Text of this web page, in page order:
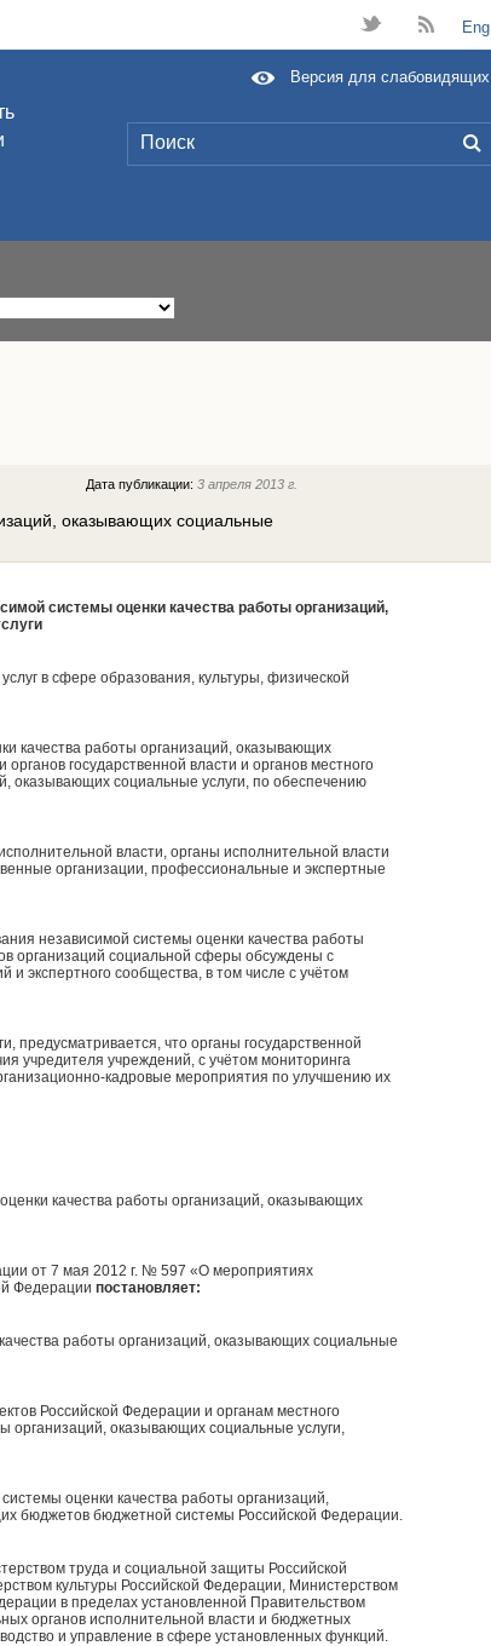
t B Eng
L
Версия для слабовидящих
Дата публикации:3 апреля 2013 г.
оказывающих социальные
системы оценки качества работы организаций,
в сфере образования, культуры, физической
качества работы организаций, оказывающих
государственной власти и органов местного
оказывающих социальные услуги, по обеспечению
власти, органы исполнительной власти
организации, профессиональные и экспертные
независимой системы оценки качества работы
организаций социальной сферы обсуждены с
и экспертного сообщества, в том числе с учётом
предусматривается, что органы государственной
учредителя учреждений, с учётом мониторинга
кадровые мероприятия по улучшению их
качества работы организаций, оказывающих
от 7 мая 2012 г. № 597 «О мероприятиях
Федерации постановляет:
работы организаций, оказывающих социальные
Российской Федерации и органам местного
организаций, оказывающих социальные услуги,
оценки качества работы организаций,
бюджетов бюджетной системы Российской Федерации.
труда и социальной защиты Российской
культуры Российской Федерации, Министерством
в пределах установленной Правительством
органов исполнительной власти и бюджетных
и управление в сфере установленных функций.